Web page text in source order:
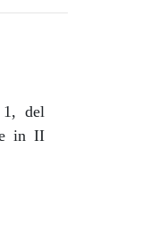
1, del
e in II